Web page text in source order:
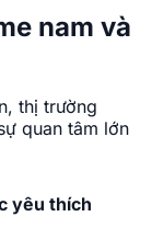
nam và
thị trường
quan tâm lớn
yêu thích